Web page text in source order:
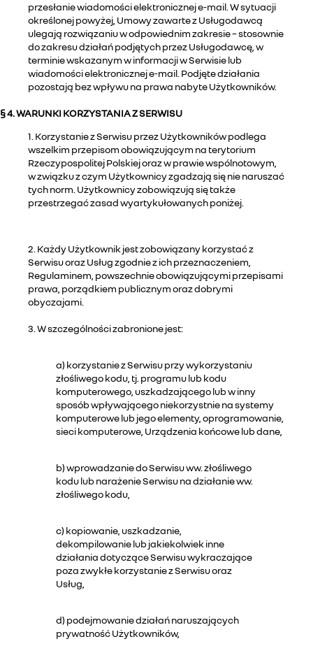
przesłanie wiadomości elektronicznej e-mail. W sytuacji
określonej powyżej, Umowy zawarte z Usługodawcą
ulegają rozwiązaniu w odpowiednim zakresie – stosownie
do zakresu działań podjętych przez Usługodawcę, w
terminie wskazanym w informacji w Serwisie lub
wiadomości elektronicznej e-mail. Podjęte działania
pozostają bez wpływu na prawa nabyte Użytkowników.
§ 4. WARUNKI KORZYSTANIA Z SERWISU
1. Korzystanie z Serwisu przez Użytkowników podlega
wszelkim przepisom obowiązującym na terytorium
Rzeczypospolitej Polskiej oraz w prawie wspólnotowym,
w związku z czym Użytkownicy zgadzają się nie naruszać
tych norm. Użytkownicy zobowiązują się także
przestrzegać zasad wyartykułowanych poniżej.
2. Każdy Użytkownik jest zobowiązany korzystać z
Serwisu oraz Usług zgodnie z ich przeznaczeniem,
Regulaminem, powszechnie obowiązującymi przepisami
prawa, porządkiem publicznym oraz dobrymi
obyczajami.
3. W szczególności zabronione jest:
a) korzystanie z Serwisu przy wykorzystaniu
złośliwego kodu, tj. programu lub kodu
komputerowego, uszkadzającego lub w inny
sposób wpływającego niekorzystnie na systemy
komputerowe lub jego elementy, oprogramowanie,
sieci komputerowe, Urządzenia końcowe lub dane,
b) wprowadzanie do Serwisu ww. złośliwego
kodu lub narażenie Serwisu na działanie ww.
złośliwego kodu,
c) kopiowanie, uszkadzanie,
dekompilowanie lub jakiekolwiek inne
działania dotyczące Serwisu wykraczające
poza zwykłe korzystanie z Serwisu oraz
Usług,
d) podejmowanie działań naruszających
prywatność Użytkowników,